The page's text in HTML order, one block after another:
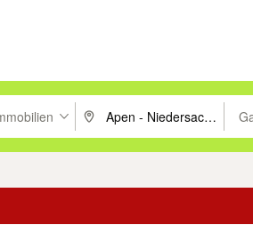
oder Vorschläge mit den Pfeiltasten
PLZ oder Ort eingeben.